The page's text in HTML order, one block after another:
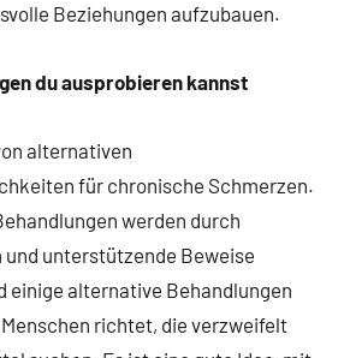
Beziehungen aufzubauen.
du ausprobieren kannst
alternativen
für chronische Schmerzen.
werden durch
unterstützende Beweise
einige alternative Behandlungen
richtet, die verzweifelt